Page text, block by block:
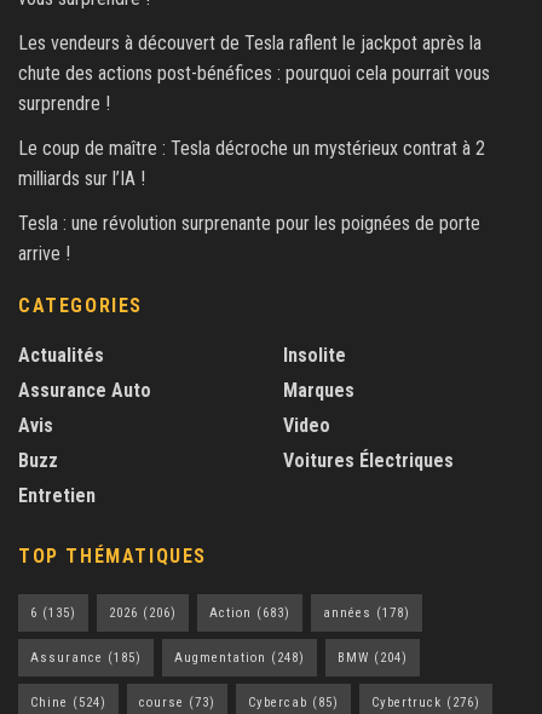
Les vendeurs à découvert de Tesla raflent le jackpot après la
chute des actions post-bénéfices : pourquoi cela pourrait vous
surprendre !
Le coup de maître : Tesla décroche un mystérieux contrat à 2
milliards sur l’IA !
Tesla : une révolution surprenante pour les poignées de porte
arrive !
CATEGORIES
Actualités
Assurance Auto
Avis
Buzz
Entretien
Insolite
Marques
Video
Voitures Électriques
TOP THÉMATIQUES
6 (135) 2026 (206) Action (683) années (178)
Assurance (185) Augmentation (248) BMW (204)
Chine (524) course (73) Cybercab (85) Cybertruck (276)